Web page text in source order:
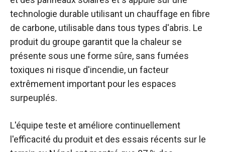
technologie durable utilisant un chauffage en fibre
de carbone, utilisable dans tous types d'abris. Le
produit du groupe garantit que la chaleur se
présente sous une forme sûre, sans fumées
toxiques ni risque d'incendie, un facteur
extrêmement important pour les espaces
surpeuplés.
L'équipe teste et améliore continuellement
l'efficacité du produit et des essais récents sur le